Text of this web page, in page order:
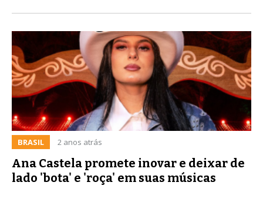
BRASIL 2 anos atrás
Ana Castela promete inovar e deixar de
lado 'bota' e 'roça' em suas músicas